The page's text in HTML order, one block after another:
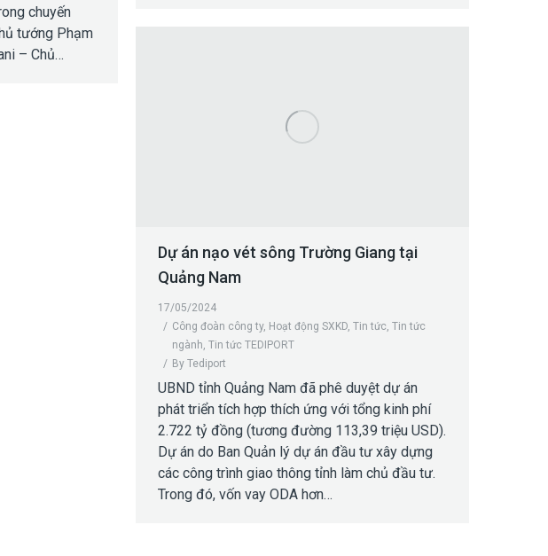
chuyến
tướng Phạm
– Chủ…
Dự án nạo vét sông Trường Giang tại
Quảng Nam
17/05/2024
Công đoàn công ty, Hoạt động SXKD Tin tức Tin tức
ngành Tin tức TEDIPORT
By Tediport
UBND tỉnh Quảng Nam đã phê duyệt dự án
phát triển tích hợp thích ứng với tổng kinh phí
2.722 tỷ đồng (tương đường 113,39 triệu USD).
Dự án do Ban Quản lý dự án đầu tư xây dựng
các công trình giao thông tỉnh làm chủ đầu tư.
Trong đó, vốn vay ODA hơn…